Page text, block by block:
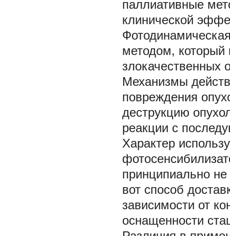
паллиативные
клинической
методом, который
злокачественных
Механизмы
повреждения
деструкцию
реакции с
Характер
принципиально
вот способ
зависимости от
оснащенности